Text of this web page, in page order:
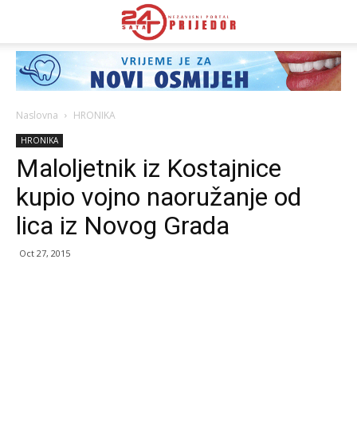
Naslovna HRONIKA
HRONIKA
Maloljetnik iz Kostajnice
kupio vojno naoružanje od
lica iz Novog Grada
Oct 27, 2015